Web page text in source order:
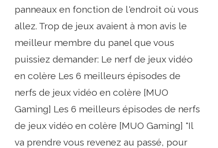
panneaux en fonction de l'endroit où vous
allez. Trop de jeux avaient à mon avis le
meilleur membre du panel que vous
puissiez demander: Le nerf de jeux vidéo
en colère Les 6 meilleurs épisodes de
nerfs de jeux vidéo en colère [MUO
Gaming] Les 6 meilleurs épisodes de nerfs
de jeux vidéo en colère [MUO Gaming] "Il
va prendre vous revenez au passé, pour